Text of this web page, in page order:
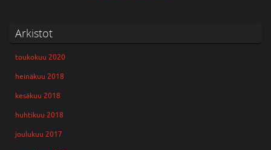
Arkistot
toukokuu 2020
heinäkuu 2018
kesäkuu 2018
huhtikuu 2018
joulukuu 2017